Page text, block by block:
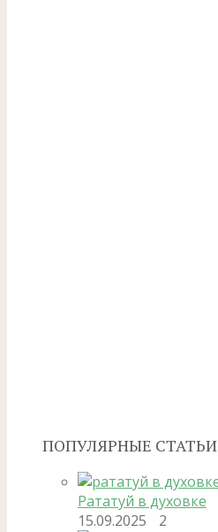
ПОПУЛЯРНЫЕ СТАТЬИ
Рататуй в духовке
15.09.2025
2